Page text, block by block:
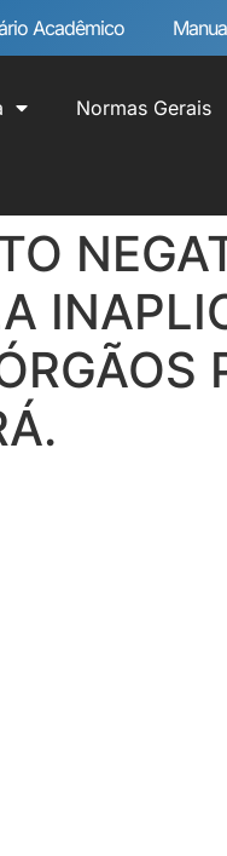
Acadêmico
Normas Gerais